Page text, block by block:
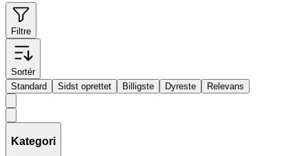
Filtre
Sortér
Standard
Sidst oprettet Billigste Dyreste Relevans
Kategori